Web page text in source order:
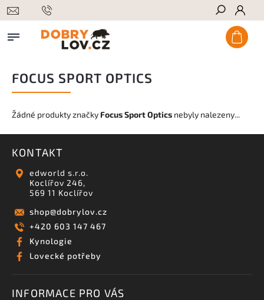
Hledat
FOCUS SPORT OPTICS
Žádné produkty značky Focus Sport Optics nebyly nalezeny...
KONTAKT
edworld s.r.o.
Koclířov 246,
569 11 Koclířov
shop@dobrylov.cz
+420 603 147 467
Kynologie
Lovecké potřeby
INFORMACE PRO VÁS